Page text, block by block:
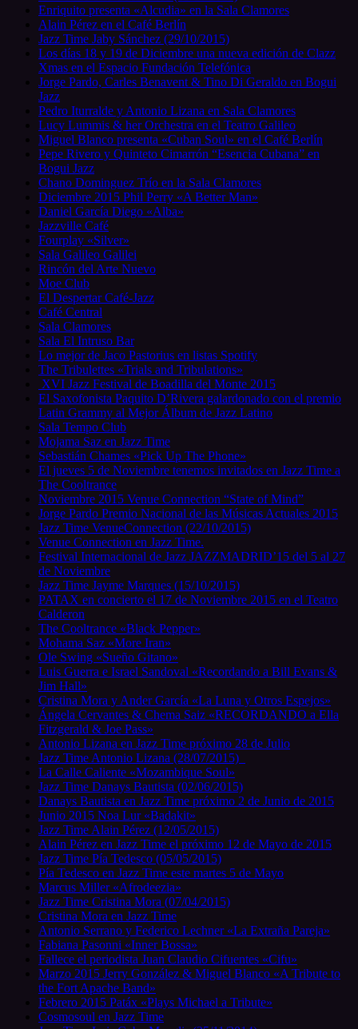
Enriquito presenta «Alcudia» en la Sala Clamores
Alain Pérez en el Café Berlín
Jazz Time Jaby Sánchez (29/10/2015)
Los días 18 y 19 de Diciembre una nueva edición de Clazz
Xmas en el Espacio Fundación Telefónica
Jorge Pardo, Carles Benavent & Tino Di Geraldo en Bogui
Jazz
Pedro Iturralde y Antonio Lizana en Sala Clamores
Lucy Lummis & her Orchestra en el Teatro Galileo
Miguel Blanco presenta «Cuban Soul» en el Café Berlín
Pepe Rivero y Quinteto Cimarrón “Esencia Cubana” en
Bogui Jazz
Chano Dominguez Trío en la Sala Clamores
Diciembre 2015 Phil Perry «A Better Man»
Daniel García Diego «Alba»
Jazzville Café
Fourplay «Silver»
Sala Galileo Galilei
Rincón del Arte Nuevo
Moe Club
El Despertar Café-Jazz
Café Central
Sala Clamores
Sala El Intruso Bar
Lo mejor de Jaco Pastorius en listas Spotify
The Tribulettes «Trials and Tribulations»
XVI Jazz Festival de Boadilla del Monte 2015
El Saxofonista Paquito D’Rivera galardonado con el premio
Latin Grammy al Mejor Álbum de Jazz Latino
Sala Tempo Club
Mojama Saz en Jazz Time
Sebastián Chames «Pick Up The Phone»
El jueves 5 de Noviembre tenemos invitados en Jazz Time a
The Cooltrance
Noviembre 2015 Venue Connection “State of Mind”
Jorge Pardo Premio Nacional de las Músicas Actuales 2015
Jazz Time VenueConnection (22/10/2015)
Venue Connection en Jazz Time.
Festival Internacional de Jazz JAZZMADRID’15 del 5 al 27
de Noviembre
Jazz Time Jayme Marques (15/10/2015)
PATAX en concierto el 17 de Noviembre 2015 en el Teatro
Calderon
The Cooltrance «Black Pepper»
Mohama Saz «More Iran»
Ole Swing «Sueño Gitano»
Luis Guerra e Israel Sandoval «Recordando a Bill Evans &
Jim Hall»
Cristina Mora y Ander García «La Luna y Otros Espejos»
Ángela Cervantes & Chema Saiz «RECORDANDO a Ella
Fitzgerald & Joe Pass»
Antonio Lizana en Jazz Time próximo 28 de Julio
Jazz Time Antonio Lizana (28/07/2015)
La Calle Caliente «Mozambique Soul»
Jazz Time Danays Bautista (02/06/2015)
Danays Bautista en Jazz Time próximo 2 de Junio de 2015
Junio 2015 Noa Lur «Badakit»
Jazz Time Alain Pérez (12/05/2015)
Alain Pérez en Jazz Time el próximo 12 de Mayo de 2015
Jazz Time Pía Tedesco (05/05/2015)
Pía Tedesco en Jazz Time este martes 5 de Mayo
Marcus Miller «Afrodeezia»
Jazz Time Cristina Mora (07/04/2015)
Cristina Mora en Jazz Time
Antonio Serrano y Federico Lechner «La Extraña Pareja»
Fabiana Pasonni «Inner Bossa»
Fallece el periodista Juan Claudio Cifuentes «Cifu»
Marzo 2015 Jerry González & Miguel Blanco «A Tribute to
the Fort Apache Band»
Febrero 2015 Patáx «Plays Michael a Tribute»
Cosmosoul en Jazz Time